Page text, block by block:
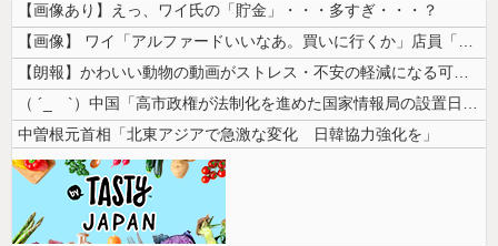
【画像あり】えっ、ワイ氏の「貯金」・・・多すぎ・・・？
【画像】 ワイ「アルファードいいなあ。買いに行くか」店員「ほいっ見積も...
【朗報】かわいい動物の動画がストレス・不安の軽減になる可能性。英大学の...
（ ´_ゝ`）中国「高市政権が法制化を進めた国家情報局の設置日が7月3...
中曽根元首相「北東アジアで急激な変化 日韓協力強化を」